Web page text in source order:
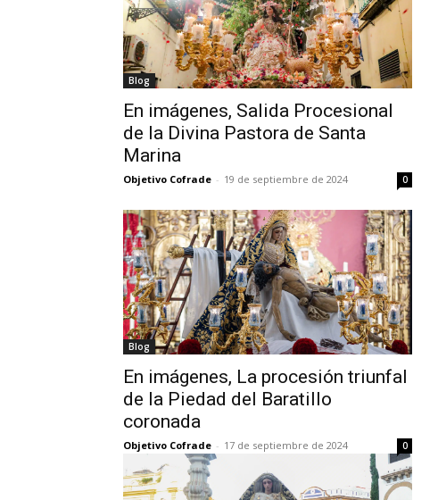
Blog
En imágenes, Salida Procesional
de la Divina Pastora de Santa
Marina
Objetivo Cofrade - 19 de septiembre de 2024 0
Blog
En imágenes, La procesión triunfal
de la Piedad del Baratillo
coronada
Objetivo Cofrade - 17 de septiembre de 2024 0